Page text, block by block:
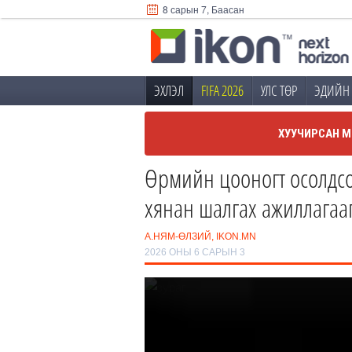
8 сарын 7, Баасан
ЭХЛЭЛ FIFA 2026 УЛС ТӨР ЭДИЙН
ХУУЧИРСАН
Өрмийн цооногт
хянан шалгах
А.НЯМ-ӨЛЗИЙ, IKON.MN
2026 ОНЫ 6 САРЫН 3